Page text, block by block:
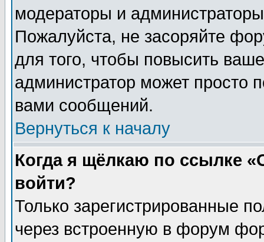
модераторы и
Пожалуйста, не засоряйте
для того, чтобы повысить
администратор может просто
вами сообщений.
Вернуться к началу
Когда я щёлкаю по ссылке
войти?
Только зарегистрированные
через встроенную в форум